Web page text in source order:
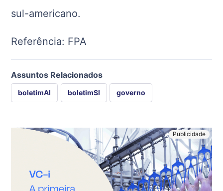
sul-americano.
Referência: FPA
Assuntos Relacionados
boletimAI boletimSI governo